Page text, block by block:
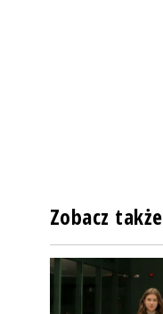
Zobacz także